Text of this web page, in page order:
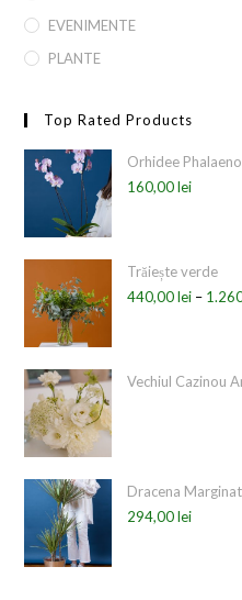
EVENIMENTE
PLANTE
Top Rated Products
Orhidee
160,00lei
Trăiește verde
440,00lei –
Vechiul Cazinou
Dracena
294,00lei